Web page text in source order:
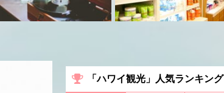
フ
ェ
イ
ー
「ハワイ観光」人気ランキング